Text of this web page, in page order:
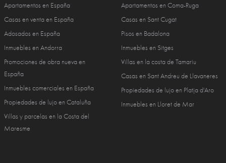
Apartamentos en España
Casas en venta en España
Adosados en España
Inmuebles en Andorra
Promociones de obra nueva en
España
Inmuebles comerciales en España
Propiedades de lujo en Cataluña
Villas y parcelas en la Costa del
Maresme
Apartamentos en Coma-Ruga
Casas en Sant Cugat
Pisos en Badalona
Inmuebles en Sitges
Villas en la costa de Tamariu
Casas en Sant Andreu de Llavaneres
Propiedades de lujo en Platja d'Aro
Inmuebles en Lloret de Mar